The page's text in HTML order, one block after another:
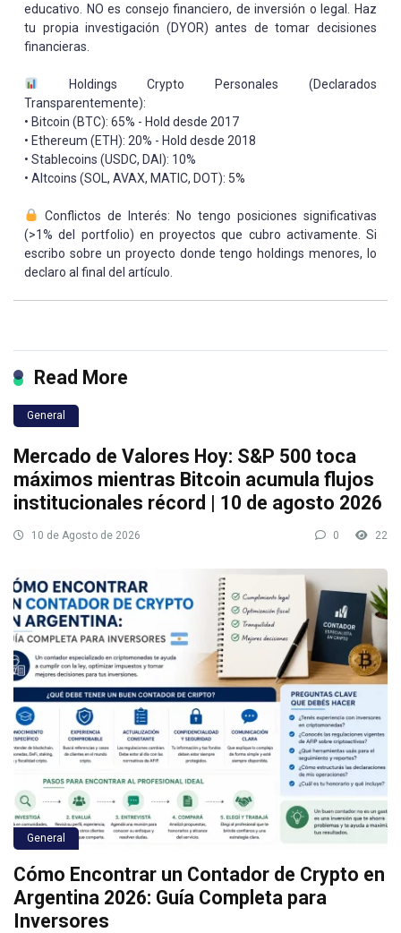
educativo. NO es consejo financiero, de inversión o legal. Haz
tu propia investigación (DYOR) antes de tomar decisiones
financieras.
Holdings Crypto Personales (Declarados
Transparentemente):
• Bitcoin (BTC): 65% - Hold desde 2017
• Ethereum (ETH): 20% - Hold desde 2018
• Stablecoins (USDC, DAI): 10%
• Altcoins (SOL, AVAX, MATIC, DOT): 5%
Conflictos de Interés: No tengo posiciones significativas
(>1% del portfolio) en proyectos que cubro activamente. Si
escribo sobre un proyecto donde tengo holdings menores, lo
declaro al final del artículo.
Read More
General
Mercado de Valores Hoy: S&P 500 toca
máximos mientras Bitcoin acumula flujos
institucionales récord | 10 de agosto 2026
10 de Agosto de 2026 0 22
General
Cómo Encontrar un Contador de Crypto en
Argentina 2026: Guía Completa para
Inversores